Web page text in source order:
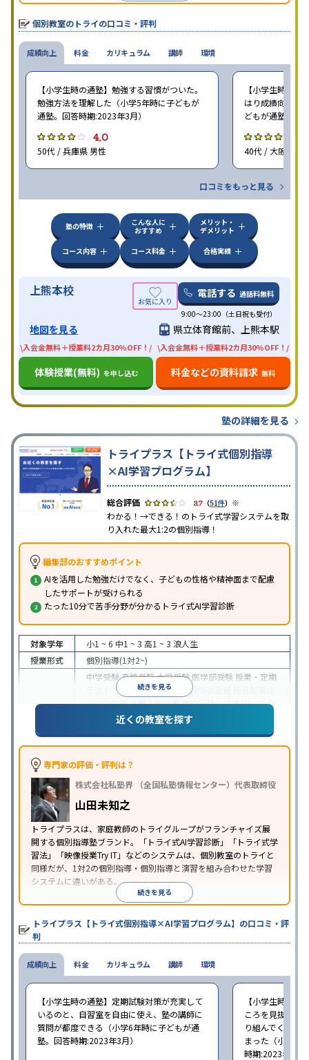
個別教室のトライの口コミ・評判
成績向上
【小学生時の通塾】勉強する習慣がついた。
勉強方法を理解した（小学5年時に子どもが
通塾。回答時期:2023年3月）
4.0
50代 / 兵庫県 男性
【小学生時の通
はり成績向上に
どもが通塾。回
40代 / 大阪府 女
口コミをもっと見る
料金 カリキュラム 講師 環境
塾の特徴
こんな人に
おすすめ
メリット・
デメリット
コース内容
コース料金 合格実績
上熊本校 電話する 通話料無料
9:00～23:00（土日祝も受付）
地図を見る 県立体育館前、上熊本駅
\入会金無料＋授業料2カ月30%OFF！/
体験授業(無料) を申し込む
\入会金無料＋授業料2カ月30%OFF！/
料金などの資料請求 無料
塾の詳細を見る
トライプラス【トライ式個別指導
×AI学習プログラム】
3.7 （51件） ※
わかる！→できる！のトライ式学習システムを取
り入れた最大1:2の個別指導！
編集部のおすすめポイント
AIを活用した勉強だけでなく、子どもの性格や精神面まで配慮
したサポートが受けられる
たった10分で苦手分野が分かるトライ式AI学習診断
続きを見る
対象学年 小1 ~ 6 中1 ~ 3 高1 ~ 3 浪人生
授業形式
個別指導(1対2~)
中学受験高校受験大学受験 医学部受験 授業・定期
テスト対策
内申点対策 学習習慣の定着
(旧AO)対策推薦入試対策学校別特化対策国公立大
私大対策共通テスト対策
英語・英会話特化
特徴
中高一貫校生に対応
応
学習にPC・タブレットを利用
科目から受講可能 季節講習のみの受講可発達障害
の子どもに対応
※2023年3月調査。
小学校高学年の個別指導塾アンケート調査方法
近くの教室を探す
専門家の評価・評判は？
株式会社私塾界 （全国私塾情報センター）代表取締役
山田未知之
トライプラスは、家庭教師のトライグループがフランチャイズ展
開する個別指導塾ブランド。「トライ式AI学習診断」「トライ式学
習法」「映像授業Try IT」などのシステムは、個別教室のトライと
同様だが、1対2の個別指導・個別指導と演習を組み合わせた学習
システムに違いがある。
続きを見る
トライプラス【トライ式個別指導×AI学習プログラム】の口コミ・評
判
成績向上
【小学生時の通塾】定期試験対策が充実して
いるのと、自習室を自由に使え、塾の講師に
質問が都度できる（小学6年時に子どもが通
塾。回答時期:2023年3月）
【小学生時の通
ころを見抜いて
り組んでくれた
まった（小学5
時期:2023年3月
料金 カリキュラム 講師 環境